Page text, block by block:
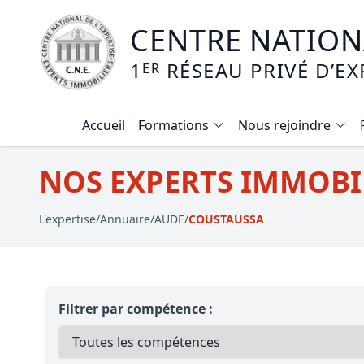
CENTRE
1 ER RÉSEAU PRIVÉ
Accueil
Formations
Formation expertise immobilière /
Expertise local commercial
Mise en copropriété
Expertise terrains agricoles,
Nous rejoindre
NOS EXPERTS
L'expertise/Annuaire/AUDE/COUSTAUSSA
Filtrer par compétence :